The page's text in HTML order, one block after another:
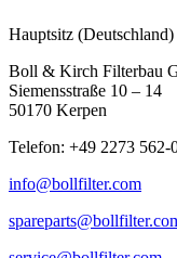
Hauptsitz (Deutschland)
Boll & Kirch Filterbau
Siemensstraße 10 – 14
50170 Kerpen
Telefon: +49 2273 562-
info@bollfilter.com